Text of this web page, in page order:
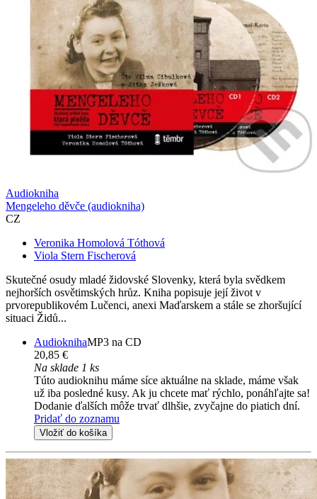
Audiokniha
Mengeleho děvče (audiokniha)
CZ
Veronika Homolová Tóthová
Viola Stern Fischerová
Skutečné osudy mladé židovské Slovenky, která byla svědkem
nejhorších osvětimských hrůz. Kniha popisuje její život v
prvorepublikovém Lučenci, anexi Maďarskem a stále se zhoršující
situaci Židů...
AudioknihaMP3 na CD
20,85 €
Na sklade 1 ks
Túto audioknihu máme síce aktuálne na sklade, máme však
už iba posledné kusy. Ak ju chcete mať rýchlo, ponáhľajte sa!
Dodanie ďalších môže trvať dlhšie, zvyčajne do piatich dní.
Pridať do zoznamu
Vložiť do košíka